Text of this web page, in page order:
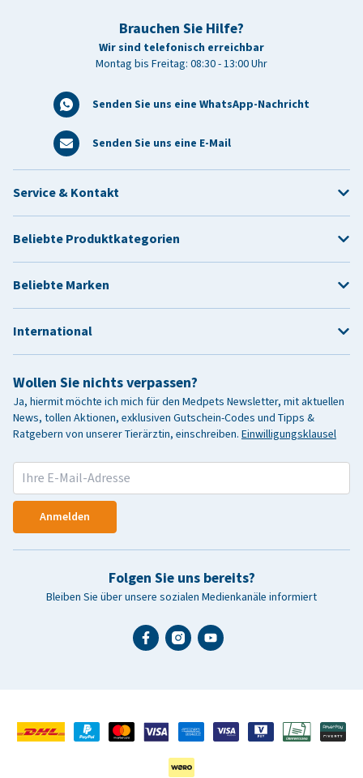
Brauchen Sie Hilfe?
Wir sind telefonisch erreichbar
Montag bis Freitag: 08:30 - 13:00 Uhr
Senden Sie uns eine WhatsApp-Nachricht
Senden Sie uns eine E-Mail
Wollen Sie nichts verpassen?
Ja, hiermit möchte ich mich für den Medpets Newsletter, mit aktuellen
News, tollen Aktionen, exklusiven Gutschein-Codes und Tipps &
Ratgebern von unserer Tierärztin, einschreiben. Einwilligungsklausel
Anmelden
Folgen Sie uns bereits?
Bleiben Sie über unsere sozialen Medienkanäle informiert
Service & Kontakt
Beliebte Produktkategorien
Beliebte Marken
International